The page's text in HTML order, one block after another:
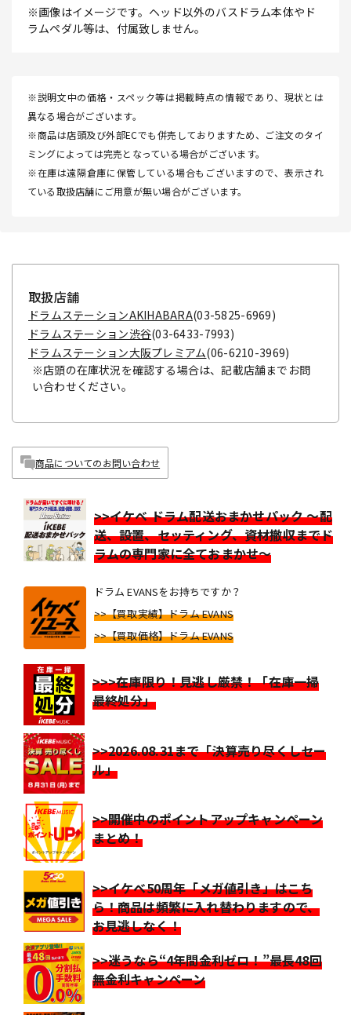
※画像はイメージです。ヘッド以外のバスドラム本体やド
ラムペダル等は、付属致しません。
※説明文中の価格・スペック等は掲載時点の情報であり、現状とは
異なる場合がございます。
※商品は店頭及び外部ECでも併売しておりますため、ご注文のタイ
ミングによっては完売となっている場合がございます。
※在庫は遠隔倉庫に保管している場合もございますので、表示され
ている取扱店舗にご用意が無い場合がございます。
取扱店舗
ドラムステーションAKIHABARA(03-5825-6969)
ドラムステーション渋谷(03-6433-7993)
ドラムステーション大阪プレミアム(06-6210-3969)
※店頭の在庫状況を確認する場合は、記載店舗までお問
い合わせください。
商品についてのお問い合わせ
>>イケベ ドラム配送おまかせパック ～配
送、設置、セッティング、資材撤収までド
ラムの専門家に全ておまかせ～
ドラム EVANSをお持ちですか？
>>【買取実績】ドラム EVANS
>>【買取価格】ドラム EVANS
>>>在庫限り！見逃し厳禁！「在庫一掃
最終処分」
>>2026.08.31まで「決算売り尽くしセー
ル」
>>開催中のポイントアップキャンペーン
まとめ！
>>イケベ50周年「メガ値引き」はこち
ら！商品は頻繁に入れ替わりますので、
お見逃しなく！
>>迷うなら“4年間金利ゼロ！”最長48回
無金利キャンペーン